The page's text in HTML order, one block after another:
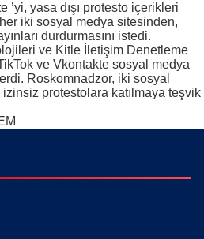
’yi, yasa dışı protesto içerikleri
iki sosyal medya sitesinden,
durdurmasını istedi.
ve Kitle İletişim Denetleme
ve Vkontakte sosyal medya
Roskomnadzor, iki sosyal
protestolara katılmaya teşvik